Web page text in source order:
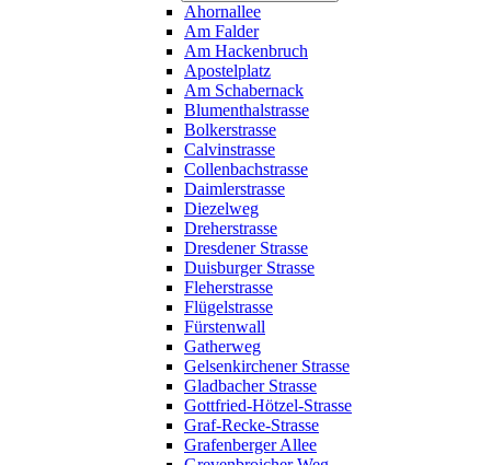
Ahornallee
Am Falder
Am Hackenbruch
Apostelplatz
Am Schabernack
Blumenthalstrasse
Bolkerstrasse
Calvinstrasse
Collenbachstrasse
Daimlerstrasse
Diezelweg
Dreherstrasse
Dresdener Strasse
Duisburger Strasse
Fleherstrasse
Flügelstrasse
Fürstenwall
Gatherweg
Gelsenkirchener Strasse
Gladbacher Strasse
Gottfried-Hötzel-Strasse
Graf-Recke-Strasse
Grafenberger Allee